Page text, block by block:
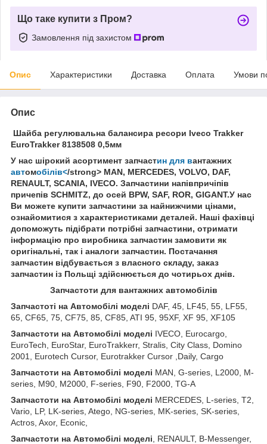
Що таке купити з Пром?
Замовлення під захистом
Опис Характеристики Доставка Оплата Умови
Опис
Шайба регулювальна балансира ресори Iveco Trakker
EuroTrakker 8138508 0,5мм
У нас шірокий асортимент запчастин для вантажних
автомобілів</strong> MAN, MERCEDES, VOLVO, DAF,
RENAULT, SCANIA, IVECO. Запчастини напівпричіпів
причепів SCHMITZ, до осей BPW, SAF, ROR, GIGANT.У нас
Ви можете купити запчастини за найнижчими цінами,
ознайомитися з характеристиками деталей. Наші фахівці
допоможуть підібрати потрібні запчастини, отримати
інформацію про виробника запчастин замовити як
оригінальні, так і аналоги запчастин. Постачання
запчастин відбувається з власного складу, заказ
запчастин із Польщі здійснюється до чотирьох днів.
Запчастоти для вантажних автомобілів
Запчастоті на Автомобілі моделі DAF, 45, LF45, 55, LF55,
65, CF65, 75, CF75, 85, CF85, ATI 95, 95XF, XF 95, XF105
Запчастоти на Автомобілі моделі IVECO, Eurocargo,
EuroTech, EuroStar, EuroTrakkerr, Stralis, City Class, Domino
2001, Eurotech Cursor, Eurotrakker Cursor ,Daily, Cargo
Запчастоти на Автомобілі моделі MAN, G-series, L2000, M-
series, M90, M2000, F-series, F90, F2000, TG-A
Запчастоти на Автомобілі моделі MERCEDES, L-series, T2,
Vario, LP, LK-series, Atego, NG-series, MK-series, SK-series,
Actros, Axor, Econic,
Запчастоти на Автомобілі моделі , RENAULT, B-Messenger,